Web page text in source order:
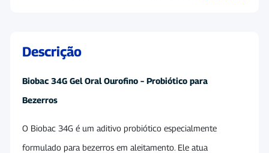
Descrição
Biobac 34G Gel Oral Ourofino – Probiótico para
Bezerros
O Biobac 34G é um aditivo probiótico especialmente
formulado para bezerros em aleitamento. Ele atua